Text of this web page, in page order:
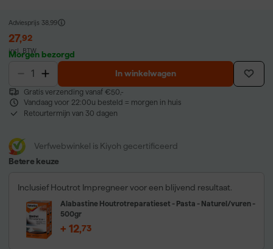
Adviesprijs 38,99
27,92
incl. BTW
Morgen bezorgd
In winkelwagen
Gratis verzending vanaf €50,-
Vandaag voor 22:00u besteld = morgen in huis
Retourtermijn van 30 dagen
Verfwebwinkel is Kiyoh gecertificeerd
Betere keuze
Inclusief Houtrot Impregneer voor een blijvend resultaat.
Alabastine Houtrotreparatieset - Pasta - Naturel/vuren -
500gr
+ 12,73